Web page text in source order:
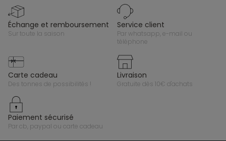
échange et remboursement
sur toute la saison
service client
par whatsapp, e-mail ou
téléphone
carte cadeau
des tonnes de possibilités !
livraison
gratuite dès 10€ d'achats
paiement sécurisé
par cb, paypal ou carte cadeau